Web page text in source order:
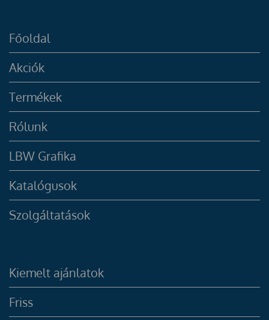
Főoldal
Akciók
Termékek
Rólunk
LBW Grafika
Katalógusok
Szolgáltatások
Kiemelt ajánlatok
Friss